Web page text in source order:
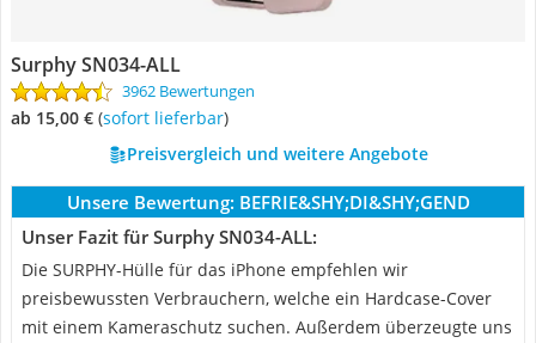
Surphy SN034-ALL
3962 Bewertungen
ab 15,00 € ( Sofort lieferbar)
Preisvergleich und weitere Angebote
Unsere Bewertung: BEFRIE&SHY;DI&SHY;GEND
Unser Fazit für Surphy SN034-ALL:
Die SURPHY-Hülle für das iPhone empfehlen wir
preisbewussten Verbrauchern, welche ein Hardcase-Cover
mit einem Kameraschutz suchen. Außerdem überzeugte uns